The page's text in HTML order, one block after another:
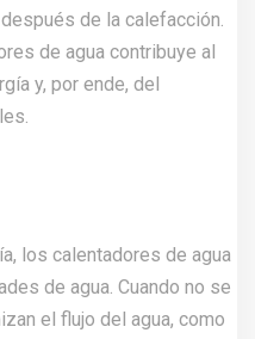
de la calefacción.
de agua contribuye al
y, por ende, del
los calentadores de agua
de agua. Cuando no se
el flujo del agua, como